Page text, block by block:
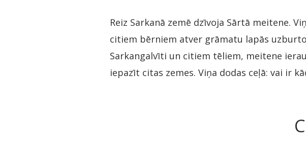
Reiz Sarkanā zemē dzīvoja Sārtā meitene.
citiem bērniem atver grāmatu lapās
Sarkangalvīti un citiem tēliem, meitene
iepazīt citas zemes. Viņa dodas ceļā: vai ir